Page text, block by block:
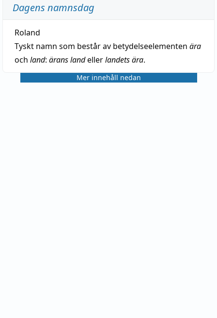
Dagens namnsdag
Roland
Tyskt namn som består av betydelseelementen ära
och land: ärans landellerlandets ära.
Mer innehåll nedan